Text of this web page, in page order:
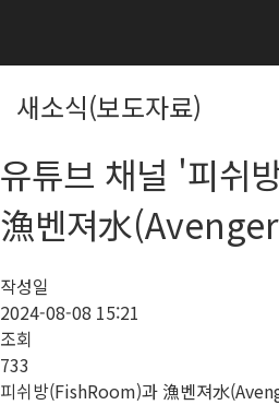
새소식(보도자료)
유튜브 채널 '피쉬
漁벤져水
작성일
2024-08-08 15:21
조회
733
피쉬방(FishRoom)과 漁벤져水